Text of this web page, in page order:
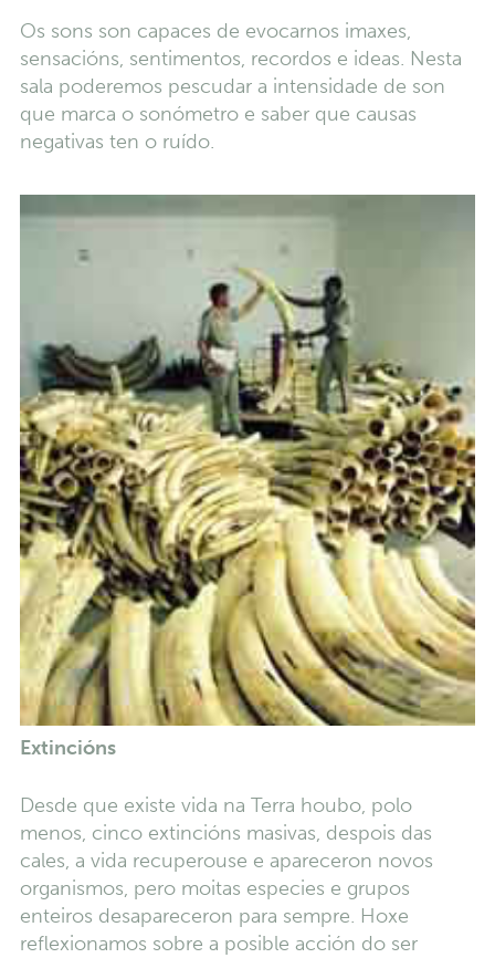
Os sons son capaces de evocarnos imaxes,
sensacións, sentimentos, recordos e ideas. Nesta
sala poderemos pescudar a intensidade de son
que marca o sonómetro e saber que causas
negativas ten o ruído.
Extincións
Desde que existe vida na Terra houbo, polo
menos, cinco extincións masivas, despois das
cales, a vida recuperouse e apareceron novos
organismos, pero moitas especies e grupos
enteiros desapareceron para sempre. Hoxe
reflexionamos sobre a posible acción do ser